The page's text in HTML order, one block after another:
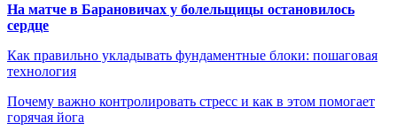
На матче в Барановичах у болельщицы остановилось
сердце
Как правильно укладывать фундаментные блоки: пошаговая
технология
Почему важно контролировать стресс и как в этом помогает
горячая йога